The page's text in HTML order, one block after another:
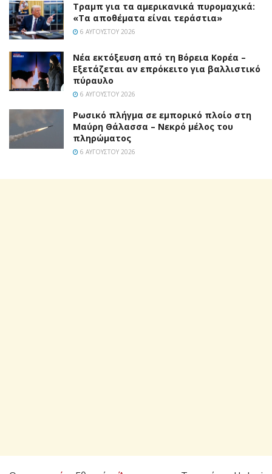
Τραμπ για τα αμερικανικά πυρομαχικά:
«Τα αποθέματα είναι τεράστια»
6 ΑΥΓΟΎΣΤΟΥ 2026
Νέα εκτόξευση από τη Βόρεια Κορέα –
Εξετάζεται αν επρόκειτο για βαλλιστικό
πύραυλο
6 ΑΥΓΟΎΣΤΟΥ 2026
Ρωσικό πλήγμα σε εμπορικό πλοίο στη
Μαύρη Θάλασσα – Νεκρό μέλος του
πληρώματος
6 ΑΥΓΟΎΣΤΟΥ 2026